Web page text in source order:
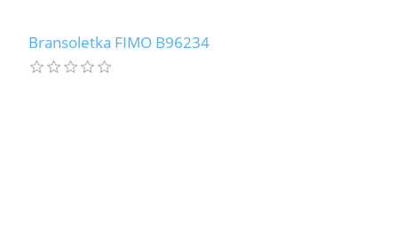
Bransoletka FIMO B96234